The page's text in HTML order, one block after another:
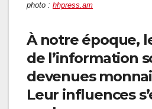
photo : hhpress.am
À notre époque,
de l’information
devenues
Leur influences